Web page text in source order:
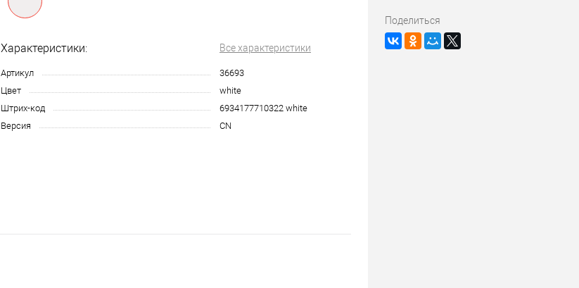
Характеристики: Все характеристики
Артикул
36693
Цвет
white
Штрих-код
6934177710322 white
Версия
CN
Поделиться